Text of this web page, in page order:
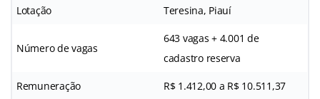
Lotação Teresina, Piauí
Número de vagas
643 vagas + 4.001 de
cadastro reserva
Remuneração R$ 1.412,00 a R$ 10.511,37